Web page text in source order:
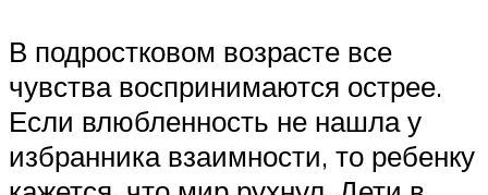
В подростковом возрасте все
чувства воспринимаются острее.
Если влюбленность не нашла у
избранника взаимности, то ребенку